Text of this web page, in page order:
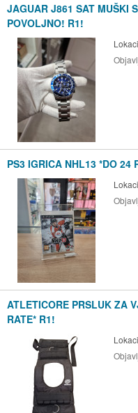
JAGUAR J861 SAT MUŠKI
POVOLJNO! R1!
PS3 IGRICA NHL13 *DO 24
ATLETICORE PRSLUK ZA
RATE* R1!